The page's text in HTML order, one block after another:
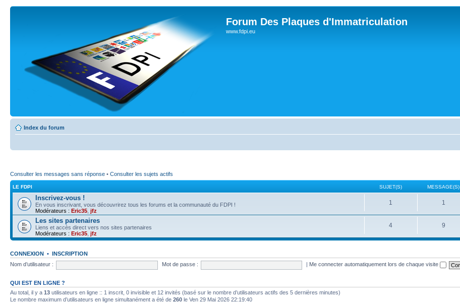
Forum Des Plaques d'Immatriculation
www.fdpi.eu
Index du forum
Consulter les messages sans réponse • Consulter les sujets actifs
LE FDPI SUJET(S) MESSAGE(S)
Inscrivez-vous !
En vous inscrivant, vous découvrirez tous les forums et la communauté du FDPI !
Modérateurs : Eric35 jfz
1 1
Les sites partenaires
Liens et accès direct vers nos sites partenaires
Modérateurs : Eric35 jfz
4 9
CONNEXION • INSCRIPTION
Nom d’utilisateur :
Mot de passe : Me connecter automatiquement lors de chaque visite
QUI EST EN LIGNE ?
Au total, il y a 13 utilisateurs en ligne :: 1 inscrit, 0 invisible et 12 invités (basé sur le nombre d’utilisateurs actifs des 5 dernières minutes)
Le nombre maximum d’utilisateurs en ligne simultanément a été de 260 le Ven 29 Mai 2026 22:19:40